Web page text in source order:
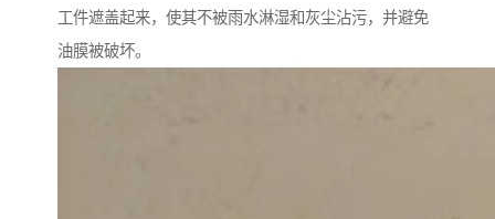
工件遮盖起来，使其不被雨水淋湿和灰尘沾污，并避免
油膜被破坏。